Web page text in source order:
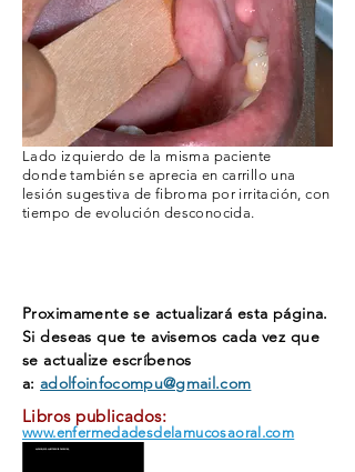
Lado izquierdo de la misma paciente
dondetambién se aprecia en carrillo una
lesión sugestiva de fibroma por irritación, con
tiempo de evolución desconocida.
Proximamente se actualizará esta página.
Si deseas que te avisemos cada vez que
se actualizeescríbenos
a:adolfoinfocompu@gmail.com
Libros publicados:
www.enfermedadesdelamucosaoral.com